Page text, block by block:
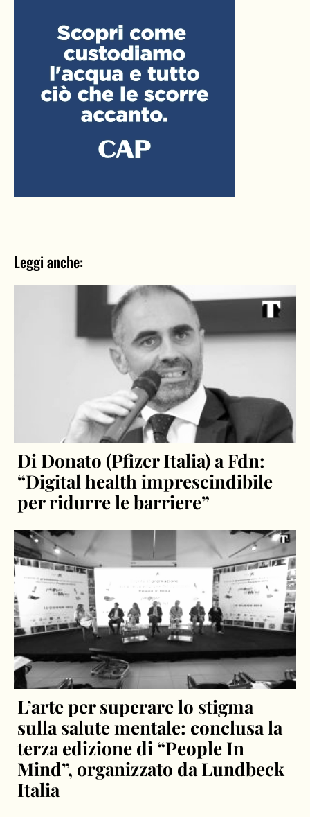
Leggi anche:
Di Donato (Pfizer Italia) a Fdn:
“Digital health imprescindibile
per ridurre le barriere”
L’arte per superare lo stigma
sulla salute mentale: conclusa la
terza edizione di “People In
Mind”, organizzato da Lundbeck
Italia